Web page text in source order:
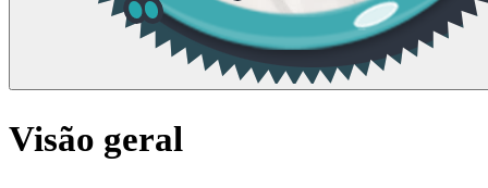
Visão geral